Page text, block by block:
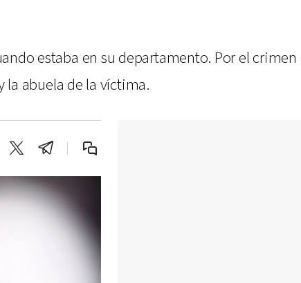
estaba en su departamento. Por el
la abuela de la víctima.